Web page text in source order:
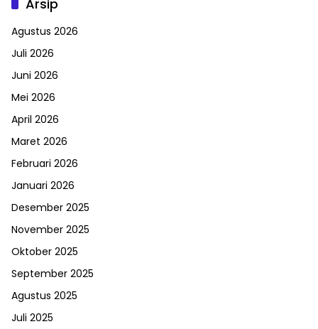
Arsip
Agustus 2026
Juli 2026
Juni 2026
Mei 2026
April 2026
Maret 2026
Februari 2026
Januari 2026
Desember 2025
November 2025
Oktober 2025
September 2025
Agustus 2025
Juli 2025